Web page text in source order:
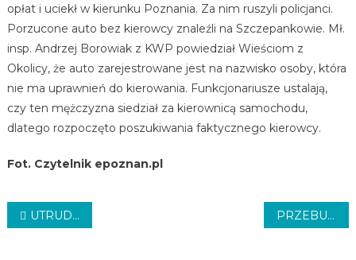
opłat i uciekł w kierunku Poznania. Za nim ruszyli policjanci.
Porzucone auto bez kierowcy znaleźli na Szczepankowie. Mł.
insp. Andrzej Borowiak z KWP powiedział Wieściom z
Okolicy, że auto zarejestrowane jest na nazwisko osoby, która
nie ma uprawnień do kierowania. Funkcjonariusze ustalają,
czy ten mężczyzna siedział za kierownicą samochodu,
dlatego rozpoczęto poszukiwania faktycznego kierowcy.
Fot. Czytelnik epoznan.pl
Nawigacja
UTRUDNIENIA I ZMIANY W KONINKU PRZEBUDOWA MOSTU